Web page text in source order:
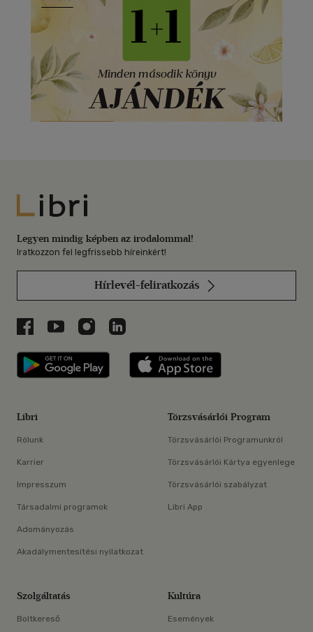
Libri
Legyen mindig képben az irodalommal!
Iratkozzon fel legfrissebb híreinkért!
Hírlevél-feliratkozás
Libri a Facebookon
Libri a Youtube-on
Libri az Instagramon
Libri a LinkedInen
Libri applikáció Szerezd meg: Google
Libri
Rólunk
Karrier
Impresszum
Társadalmi programok
Adományozás
Akadálymentesítési nyilatkozat
Törzsvásárlói Program
Törzsvásárlói Programunkról
Törzsvásárlói Kártya egyenlege
Törzsvásárlói szabályzat
Libri App
Szolgáltatás
Boltkereső
Kultúra
Események